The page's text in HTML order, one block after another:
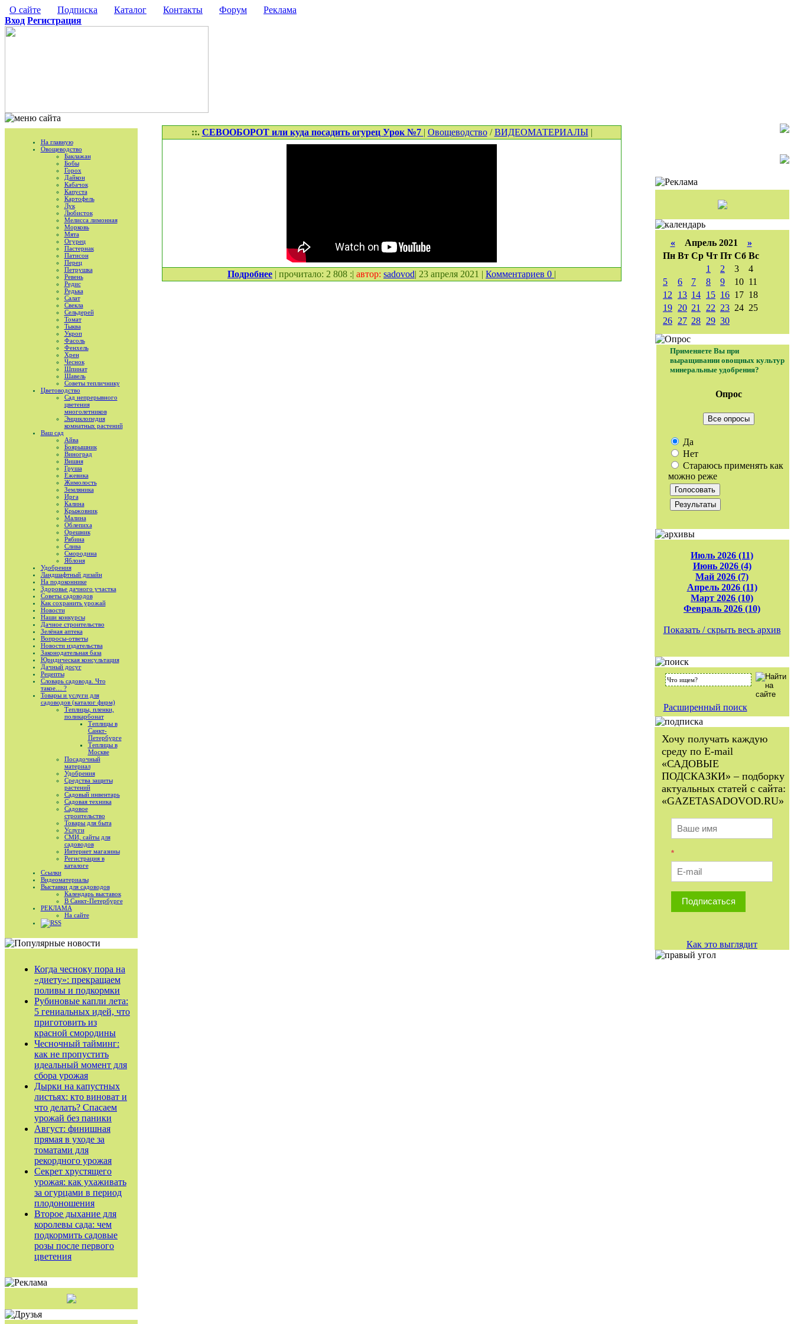
О сайте Подписка Каталог Контакты Форум
Реклама
Вход Регистрация
На главную
Овощеводство
Баклажан
Бобы
Горох
Дайкон
Кабачок
Капуста
Картофель
Лук
Любисток
Мелисса лимонная
Морковь
Мята
Огурец
Пастернак
Патисон
Перец
Петрушка
Ревень
Редис
Редька
Салат
Свекла
Сельдерей
Томат
Тыква
Укроп
Фасоль
Фенхель
Хрен
Чеснок
Шпинат
Шавель
Советы тепличнику
Цветоводство
Сад непрерывного
цветения
многолетников
Энциклопедия
комнатных растений
Ваш сад
Айва
Боярышник
Виноград
Вишня
Груша
Ежевика
Жимолость
Земляника
Ирга
Калина
Крыжовник
Малина
Облепиха
Орешник
Рябина
Слива
Смородина
Яблоня
Удобрения
Ландшафтный дизайн
На подоконнике
Здоровье дачного участка
Советы садоводов
Как сохранить урожай
Новости
Наши конкурсы
Дачное строительство
Зелёная аптека
Вопросы-ответы
Новости издательства
Законодательная база
Юридическая консультация
Дачный досуг
Рецепты
Словарь садовода. Что
такое… ?
Товары и услуги для
садоводов (каталог фирм)
Теплицы, пленки,
поликарбонат
Теплицы в
Санкт-
Петербурге
Теплицы в
Москве
Посадочный
материал
Удобрения
Средства защиты
растений
Садовый инвентарь
Садовая техника
Садовое
строительство
Товары для быта
Услуги
СМИ, сайты для
садоводов
Интернет магазины
Регистрация в
каталоге
Ссылки
Видеоматериалы
Выставки для садоводов
Календарь выставок
В Санкт-Петербурге
РЕКЛАМА
На сайте
RSS
Когда чесноку пора на
«диету»: прекращаем
поливы и подкормки
Рубиновые капли лета:
5 гениальных идей, что
приготовить из
красной смородины
Чесночный тайминг:
как не пропустить
идеальный момент для
сбора урожая
Дырки на капустных
листьях: кто виноват и
что делать? Спасаем
урожай без паники
Август: финишная
прямая в уходе за
томатами для
рекордного урожая
Секрет хрустящего
урожая: как ухаживать
за огурцами в период
плодоношения
Второе дыхание для
королевы сада: чем
подкормить садовые
розы после первого
цветения
::. СЕВООБОРОТ или куда посадить огурец Урок №7 | Овощеводство/ВИДЕОМАТЕРИАЛЫ|
Подробнее | прочитало: 2 808 :| автор: sadovod| 23 апреля 2021 | Комментариев 0 |
«Апрель 2021 »
Пн Вт Ср Чт Пт Сб Вс
1
2 3
4
5
6 7 8 9 10 11
12
13 14 15 16 17 18
19 20 21 22 23 24 25
26 27 28 29 30
Применяете Вы при
выращивании овощных культур
минеральные удобрения?
Опрос
Все опросы
Да
Нет
Стараюсь применять как
можно реже
Июль 2026 (11)
Июнь 2026 (4)
Май 2026 (7)
Апрель 2026 (11)
Март 2026 (10)
Февраль 2026 (10)
Показать / скрыть весь архив
Расширенный поиск
Хочу получать каждую
среду по E-mail
«САДОВЫЕ
ПОДСКАЗКИ» – подборку
актуальных статей с сайта:
«GAZETASADOVOD.RU»
*
Подписаться
Как это выглядит